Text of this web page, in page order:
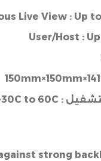
Live View : Up
User/Host :
150mm×150mm×141
:
30C to 60C-
strong